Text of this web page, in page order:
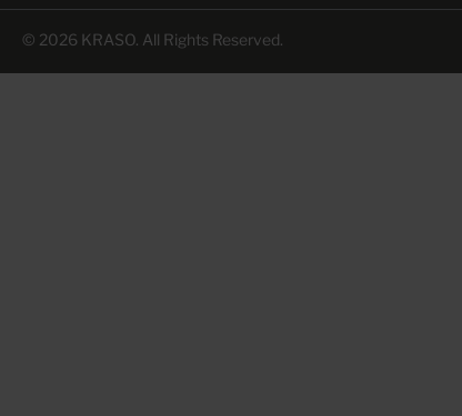
© 2026 KRASO. All Rights Reserved.